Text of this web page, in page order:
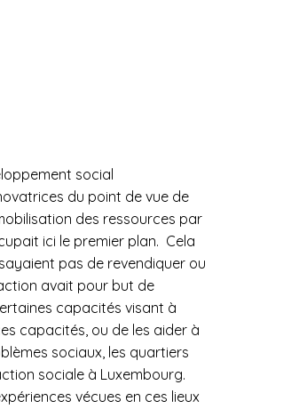
social
du point de vue de
des ressources par
ici le premier plan. Cela
pas de revendiquer ou
avait pour but de
capacités visant à
capacités, ou de les aider à
sociaux, les quartiers
sociale à Luxembourg.
vécues en ces lieux